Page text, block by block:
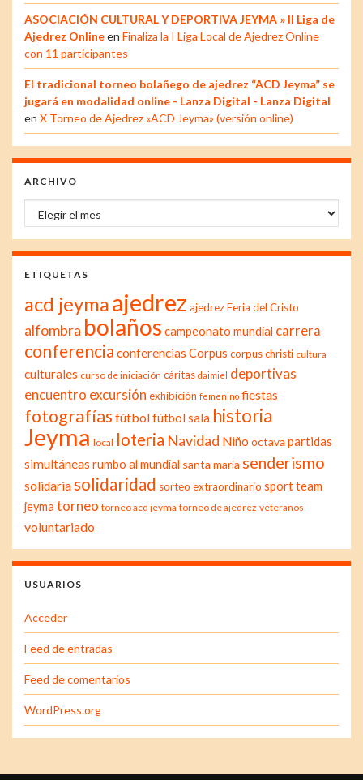
ASOCIACIÓN CULTURAL Y DEPORTIVA JEYMA » II Liga de
Ajedrez Onlineen Finaliza la I Liga Local de Ajedrez Online
con 11 participantes
El tradicional torneo bolañego de ajedrez “ACD Jeyma” se
jugará en modalidad online - Lanza Digital - Lanza Digital
en X Torneo de Ajedrez «ACD Jeyma» (versión online)
ARCHIVO
Archivo
ETIQUETAS
acd jeymaajedrez ajedrez Feria del Cristo
alfombra bolaños campeonato mundial carrera
conferencia conferencias Corpus corpus christi cultura
culturales curso de iniciación cáritas daimiel deportivas
encuentro excursión exhibición femenino fiestas
fotografías fútbolfútbol sala historia
Jeyma local loteria Navidad Niño octava partidas
simultáneas rumbo al mundial santa maría senderismo
solidariasolidaridad sorteo extraordinario sport team
jeyma torneo torneo acd jeyma torneo de ajedrez veteranos
voluntariado
USUARIOS
Acceder
Feed de entradas
Feed de comentarios
WordPress.org